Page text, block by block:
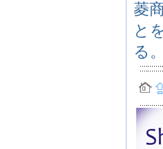
菱
と
る。